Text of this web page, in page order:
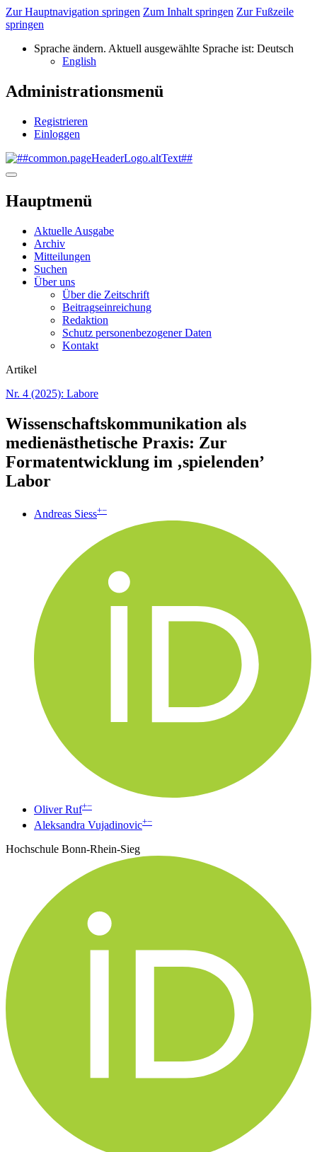
Zur Hauptnavigation springen Zum Inhalt springen Zur Fußzeile
springen
Sprache ändern. Aktuell ausgewählte Sprache ist: Deutsch
English
Administrationsmenü
Registrieren
Einloggen
Hauptmenü
Aktuelle Ausgabe
Archiv
Mitteilungen
Suchen
Über uns
Über die Zeitschrift
Beitragseinreichung
Redaktion
Schutz personenbezogener Daten
Kontakt
Artikel
Nr. 4 (2025): Labore
Wissenschaftskommunikation als
medienästhetische Praxis: Zur
Formatentwicklung im ‚spielenden’
Labor
Andreas Siess+−
Oliver Ruf+−
Aleksandra Vujadinovic+−
Hochschule Bonn-Rhein-Sieg